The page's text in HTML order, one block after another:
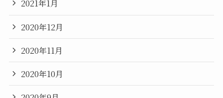
2021年1月
2020年12月
2020年11月
2020年10月